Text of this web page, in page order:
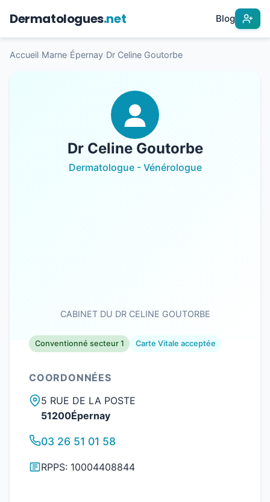
Dermatologues.net Blog
Accueil Marne Épernay Dr Celine Goutorbe
Dr Celine Goutorbe
Dermatologue - Vénérologue
CABINET DU DR CELINE GOUTORBE
Conventionné secteur 1 Carte Vitale acceptée
COORDONNÉES
5 RUE DE LA POSTE
51200Épernay
03 26 51 01 58
RPPS: 10004408844